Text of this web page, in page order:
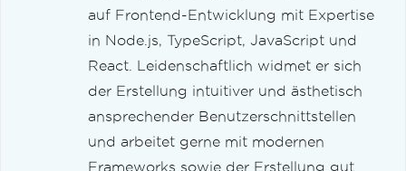
auf Frontend-Entwicklung mit Expertise
in Node.js, TypeScript, JavaScript und
React. Leidenschaftlich widmet er sich
der Erstellung intuitiver und ästhetisch
ansprechender Benutzerschnittstellen
und arbeitet gerne mit modernen
Frameworks sowie der Erstellung gut